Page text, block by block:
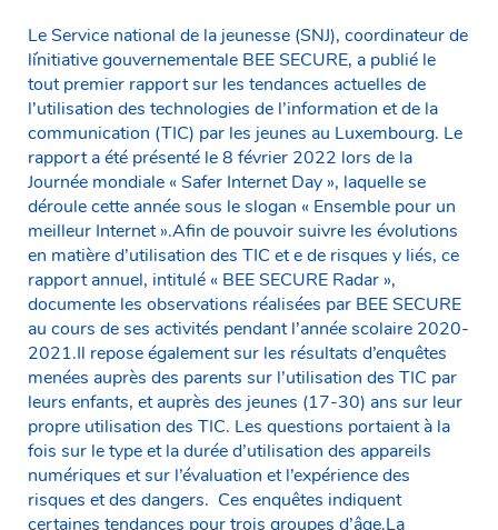
Le Service national de la jeunesse (SNJ), coordinateur de
l´initiative gouvernementale BEE SECURE, a publié le
tout premier rapport sur les tendances actuelles de
l’utilisation des technologies de l’information et de la
communication (TIC) par les jeunes au Luxembourg. Le
rapport a été présenté le 8 février 2022 lors de la
Journée mondiale « Safer Internet Day », laquelle se
déroule cette année sous le slogan « Ensemble pour un
meilleur Internet ».Afin de pouvoir suivre les évolutions
en matière d’utilisation des TIC et e de risques y liés, ce
rapport annuel, intitulé « BEE SECURE Radar »,
documente les observations réalisées par BEE SECURE
au cours de ses activités pendant l’année scolaire 2020-
2021.Il repose également sur les résultats d’enquêtes
menées auprès des parents sur l’utilisation des TIC par
leurs enfants, et auprès des jeunes (17-30) ans sur leur
propre utilisation des TIC. Les questions portaient à la
fois sur le type et la durée d’utilisation des appareils
numériques et sur l’évaluation et l’expérience des
risques et des dangers. Ces enquêtes indiquent
certaines tendances pour trois groupes d’âge.La